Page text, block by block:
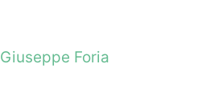
Giuseppe Foria